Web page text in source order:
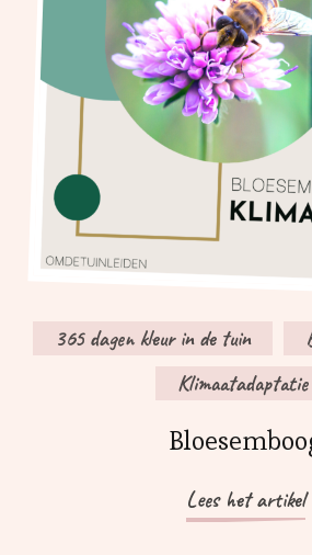
365 dagen kleur in de tuin
Klimaatadaptatie
Lees het artikel